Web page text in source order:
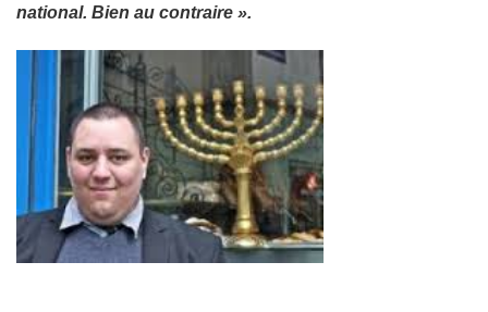
national. Bien au contraire ».